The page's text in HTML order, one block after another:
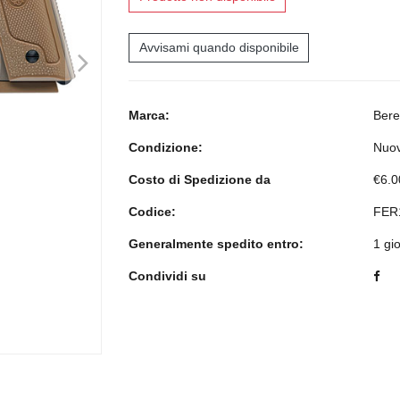
> Avvisami quando disponibile
Marca:
Condizione:
Costo di Spedizione da
Codice:
Generalmente spedito entro: 1
Condividi su